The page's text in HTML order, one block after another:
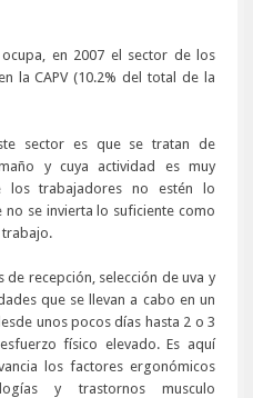
en 2007 el sector de los
la CAPV (10.2% del total de la
sector es que se tratan de
y cuya actividad es muy
los trabajadores no estén lo
se invierta lo suficiente como
trabajo.
de recepción, selección de uva y
que se llevan a cabo en un
unos pocos días hasta 2 o 3
físico elevado. Es aquí
los factores ergonómicos
y trastornos musculo